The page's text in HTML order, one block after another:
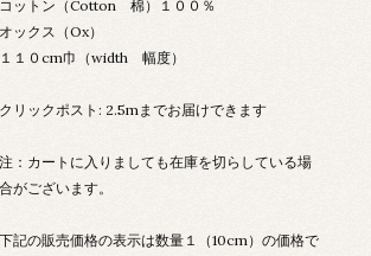
コットン（Cotton 棉）１００％
オックス（Ox）
１１０cm巾（width 幅度）
クリックポスト: 2.5mまでお届けできます
注：カートに入りましても在庫を切らしている場
合がございます。
下記の販売価格の表示は数量１（10cm）の価格で